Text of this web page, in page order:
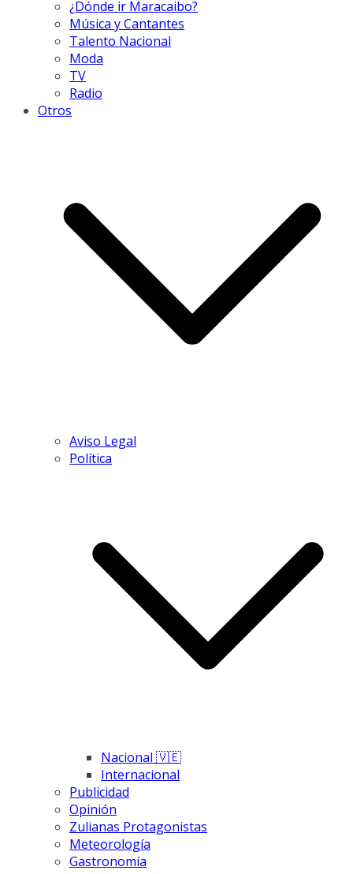
¿Dónde ir Maracaibo?
Música y Cantantes
Talento Nacional
Moda
TV
Radio
Otros
Aviso Legal
Política
Nacional 🇻🇪
Internacional
Publicidad
Opinión
Zulianas Protagonistas
Meteorología
Gastronomía